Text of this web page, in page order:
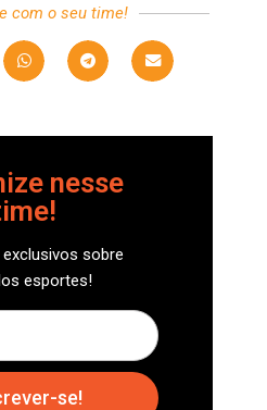
com o seu time!
nesse
sobre
esportes!
se!